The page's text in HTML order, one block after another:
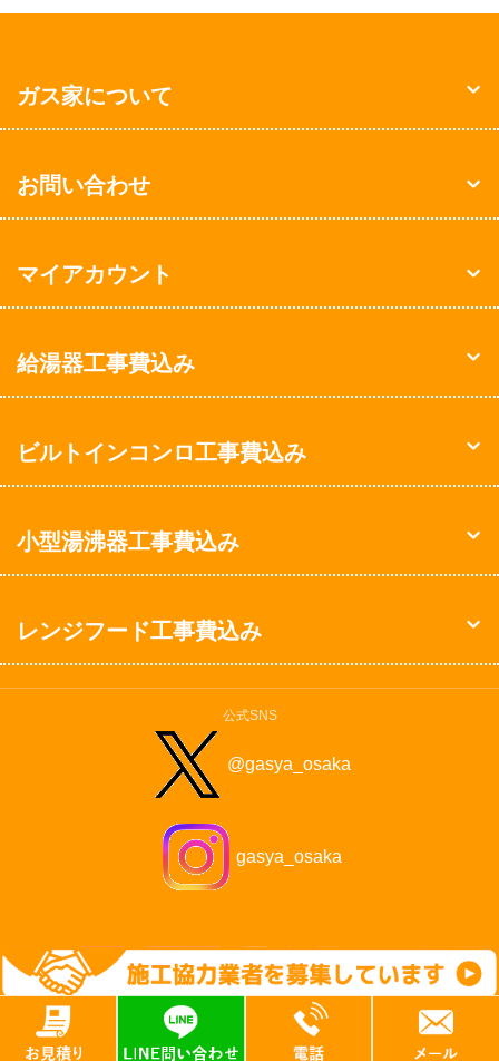
ガス家について
お問い合わせ
マイアカウント
給湯器工事費込み
ビルトインコンロ工事費込み
小型湯沸器工事費込み
レンジフード工事費込み
公式SNS
@gasya_osaka
gasya_osaka
©2009-2026 Solaris Corp. All Rights Reserved.